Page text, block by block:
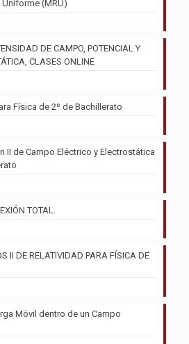
(MRU)
DE CAMPO, POTENCIAL Y
CLASES ONLINE
Física de 2º de Bachillerato
II de Campo Eléctrico y Electrostática
TOTAL.
II DE RELATIVIDAD PARA FÍSICA DE
Móvil dentro de un Campo